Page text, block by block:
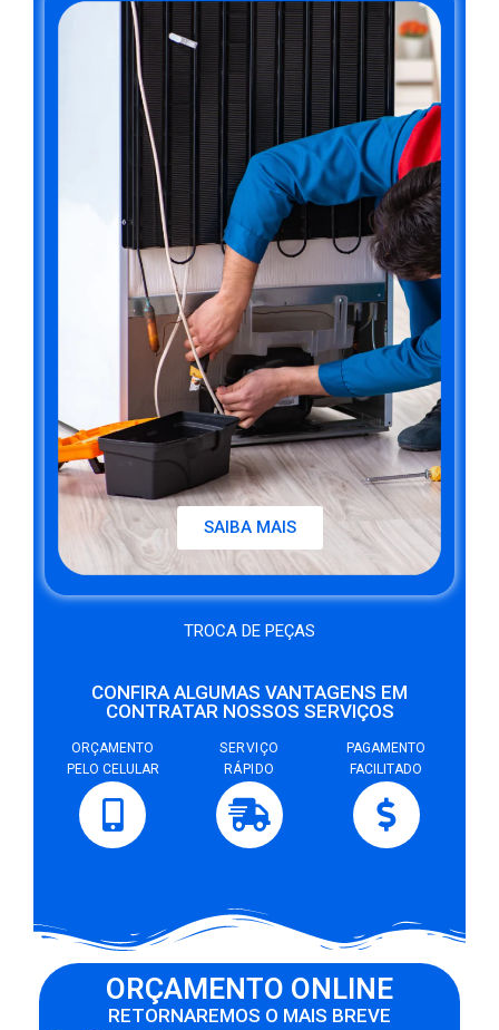
SAIBA MAIS
TROCA DE PEÇAS
CONFIRA ALGUMAS VANTAGENS EM
CONTRATAR NOSSOS SERVIÇOS
ORÇAMENTO
PELO CELULAR
SERVIÇO
RÁPIDO
PAGAMENTO
FACILITADO
ORÇAMENTO ONLINE
RETORNAREMOS O MAIS BREVE